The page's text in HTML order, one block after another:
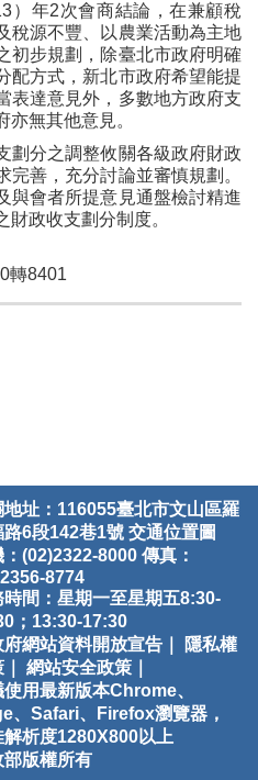
）年2次會商結論，在兼顧稅
稅源不豐、以農業活動為主地
初步規劃，除臺北市政府明確
配方式，新北市政府希望能提
表達意見外，多數地方政府支
無其他意見。
劃分之調整攸關各級政府財政
善，充分討論並審慎規劃。
與會者所提意見通盤檢討精進
政收支劃分制度。
轉8401
地址：116055臺北市文山區羅
路6段142巷1號 交通位置圖
(02)2322-8000 傳真：
8774
時間：星期一至星期五8:30-
；13:30-17:30
府網站資料開放宣告｜
隱私權
網站安全政策｜
使用最新版本Chrome、
、Safari、Firefox瀏覽器，
解析度1280X800以上
部版權所有